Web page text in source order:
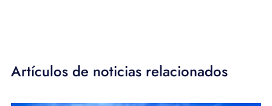
Artículos de noticias relacionados